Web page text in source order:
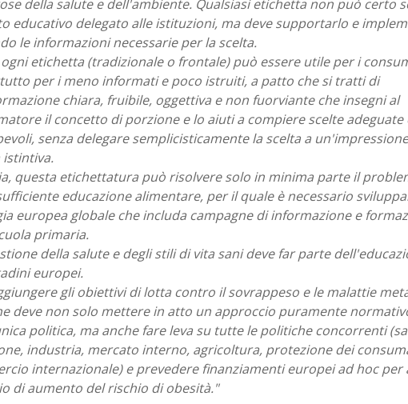
della salute e dell'ambiente. Qualsiasi etichetta non può certo
educativo delegato alle istituzioni, ma deve supportarlo e
le informazioni necessarie per la scelta.
etichetta (tradizionale o frontale) può essere utile per i
per i meno informati e poco istruiti, a patto che si tratti di
chiara, fruibile, oggettiva e non fuorviante che insegni al
il concetto di porzione e lo aiuti a compiere scelte adeguate
senza delegare semplicisticamente la scelta a
questa etichettatura può risolvere solo in minima parte il
educazione alimentare, per il quale è necessario
europea globale che includa campagne di informazione e
primaria.
della salute e degli stili di vita sani deve far parte
europei.
gli obiettivi di lotta contro il sovrappeso e le malattie
deve non solo mettere in atto un approccio puramente
politica, ma anche fare leva su tutte le politiche concorrenti
industria, mercato interno, agricoltura, protezione dei
internazionale) e prevedere finanziamenti europei ad hoc per
di aumento del rischio di obesità."